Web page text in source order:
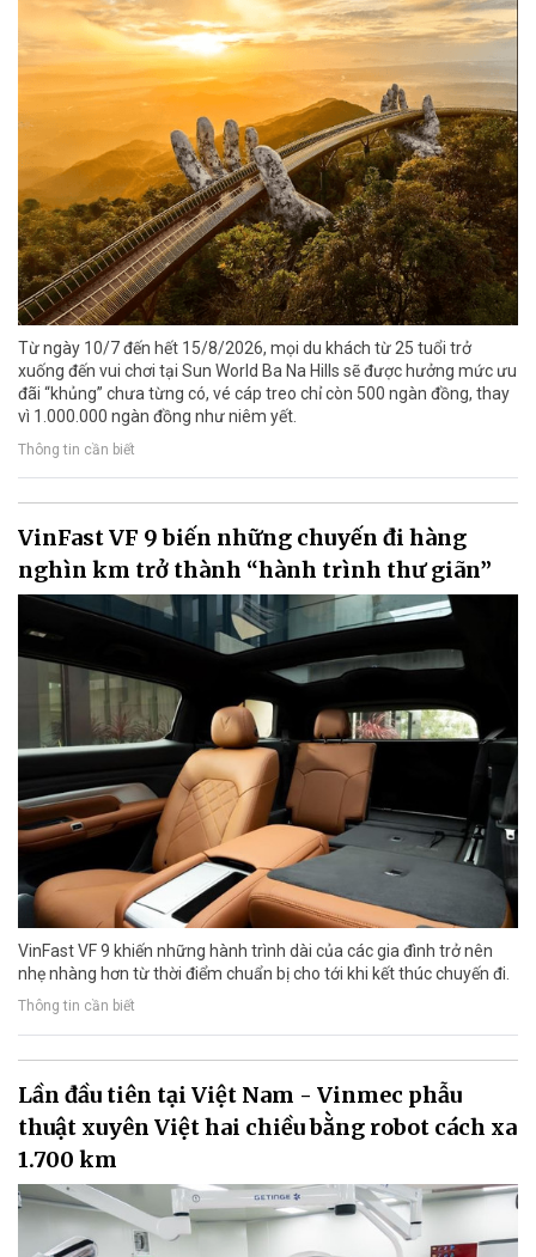
Từ ngày 10/7 đến hết 15/8/2026, mọi du khách từ 25 tuổi trở
xuống đến vui chơi tại Sun World Ba Na Hills sẽ được hưởng mức ưu
đãi “khủng” chưa từng có, vé cáp treo chỉ còn 500 ngàn đồng, thay
vì 1.000.000 ngàn đồng như niêm yết.
Thông tin cần biết
VinFast VF 9 biến những chuyến đi hàng
nghìn km trở thành “hành trình thư giãn”
VinFast VF 9 khiến những hành trình dài của các gia đình trở nên
nhẹ nhàng hơn từ thời điểm chuẩn bị cho tới khi kết thúc chuyến đi.
Thông tin cần biết
Lần đầu tiên tại Việt Nam - Vinmec phẫu
thuật xuyên Việt hai chiều bằng robot cách xa
1.700 km